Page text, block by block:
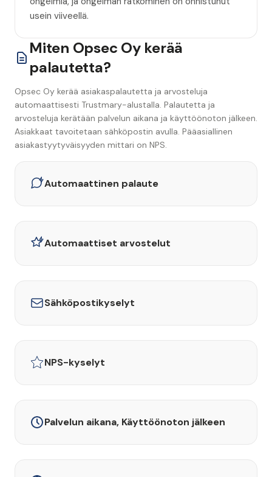
usein viiveellä.
Miten Opsec Oy kerää
palautetta?
Opsec Oy kerää asiakaspalautetta ja arvosteluja
automaattisesti Trustmary-alustalla. Palautetta ja
arvosteluja kerätään palvelun aikana ja käyttöönoton jälkeen.
Asiakkaat tavoitetaan sähköpostin avulla. Pääasiallinen
asiakastyytyväisyyden mittari on NPS.
Automaattinen palaute
Automaattiset arvostelut
Sähköpostikyselyt
NPS-kyselyt
Palvelun aikana, Käyttöönoton jälkeen